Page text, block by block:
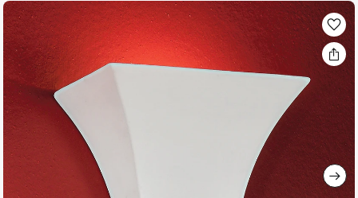
Gå
til
slutten
av
bildegalleri